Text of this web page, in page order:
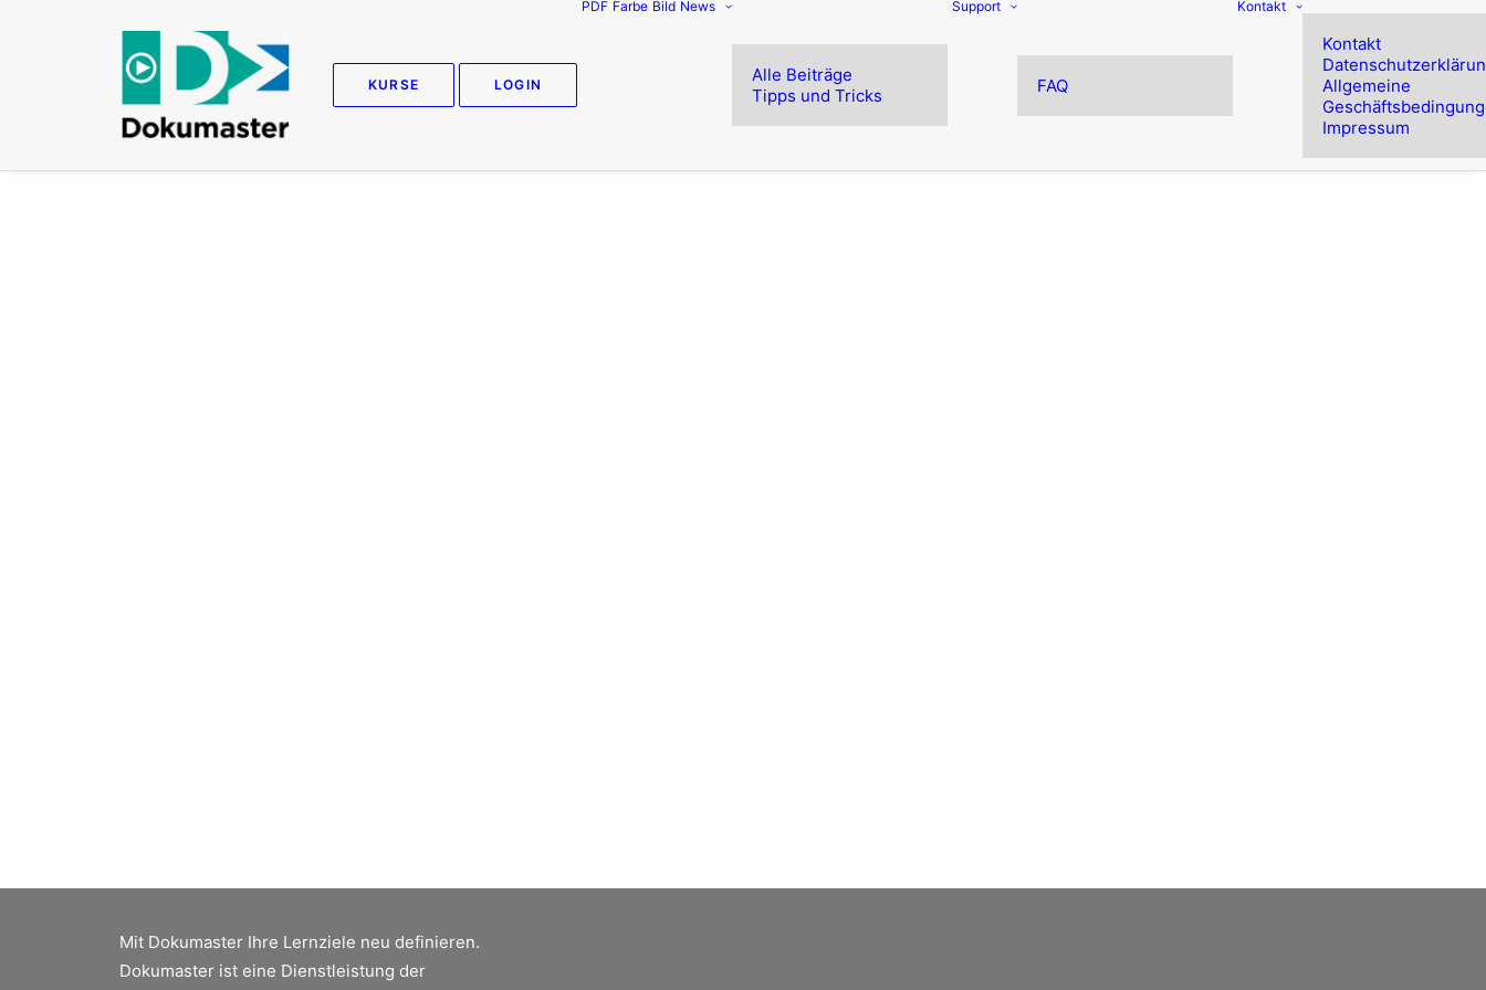
KURSE LOGIN
PDF Farbe Bild News
Alle Beiträge
Tipps und Tricks
Support
FAQ
Kontakt
Kontakt
Allgemeine
Impressum
Mit Dokumaster Ihre Lernziele neu definieren.
Dokumaster ist eine Dienstleistung der